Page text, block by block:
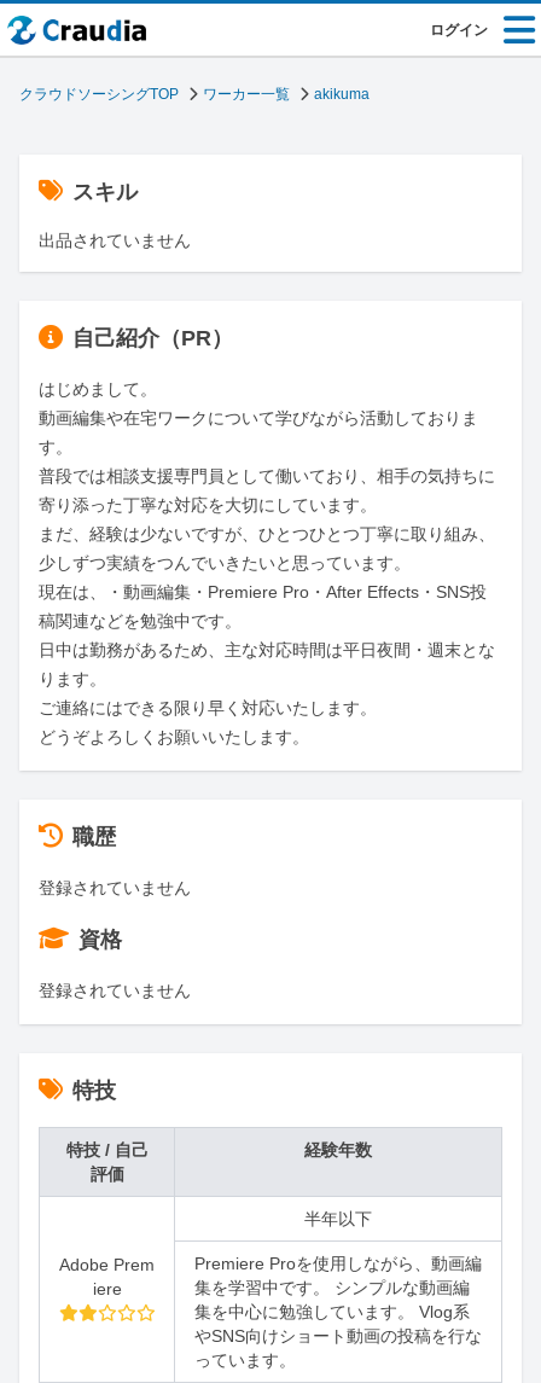
ログイン
クラウドソーシングTOP ワーカー一覧 akikuma
スキル
出品されていません
自己紹介（PR）
はじめまして。
動画編集や在宅ワークについて学びながら活動しておりま
す。
普段では相談支援専門員として働いており、相手の気持ちに
寄り添った丁寧な対応を大切にしています。
まだ、経験は少ないですが、ひとつひとつ丁寧に取り組み、
少しずつ実績をつんでいきたいと思っています。
現在は、・動画編集・Premiere Pro・After Effects・SNS投
稿関連などを勉強中です。
日中は勤務があるため、主な対応時間は平日夜間・週末とな
ります。
ご連絡にはできる限り早く対応いたします。
どうぞよろしくお願いいたします。
職歴
登録されていません
資格
登録されていません
特技
特技 / 自己
評価
経験年数
Adobe Prem
iere
半年以下
Premiere Proを使用しながら、動画編
集を学習中です。 シンプルな動画編
集を中心に勉強しています。 Vlog系
やSNS向けショート動画の投稿を行な
っています。